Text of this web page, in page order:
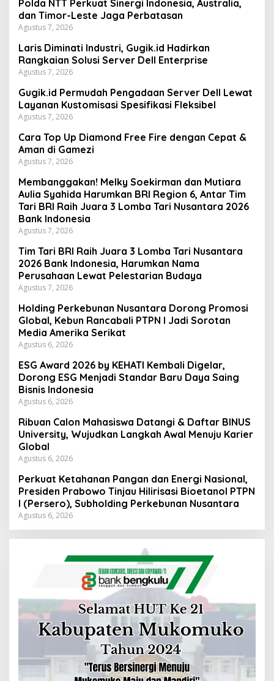
Polda NTT Perkuat Sinergi Indonesia, Australia,
dan Timor-Leste Jaga Perbatasan
Agustus 7, 2026
Laris Diminati Industri, Gugik.id Hadirkan
Rangkaian Solusi Server Dell Enterprise
Agustus 7, 2026
Gugik.id Permudah Pengadaan Server Dell Lewat
Layanan Kustomisasi Spesifikasi Fleksibel
Agustus 7, 2026
Cara Top Up Diamond Free Fire dengan Cepat &
Aman di Gamezi
Agustus 7, 2026
Membanggakan! Melky Soekirman dan Mutiara
Aulia Syahida Harumkan BRI Region 6, Antar Tim
Tari BRI Raih Juara 3 Lomba Tari Nusantara 2026
Bank Indonesia
Agustus 7, 2026
Tim Tari BRI Raih Juara 3 Lomba Tari Nusantara
2026 Bank Indonesia, Harumkan Nama
Perusahaan Lewat Pelestarian Budaya
Agustus 7, 2026
Holding Perkebunan Nusantara Dorong Promosi
Global, Kebun Rancabali PTPN I Jadi Sorotan
Media Amerika Serikat
Agustus 6, 2026
ESG Award 2026 by KEHATI Kembali Digelar,
Dorong ESG Menjadi Standar Baru Daya Saing
Bisnis Indonesia
Agustus 6, 2026
Ribuan Calon Mahasiswa Datangi & Daftar BINUS
University, Wujudkan Langkah Awal Menuju Karier
Global
Agustus 6, 2026
Perkuat Ketahanan Pangan dan Energi Nasional,
Presiden Prabowo Tinjau Hilirisasi Bioetanol PTPN
I (Persero), Subholding Perkebunan Nusantara
Agustus 6, 2026